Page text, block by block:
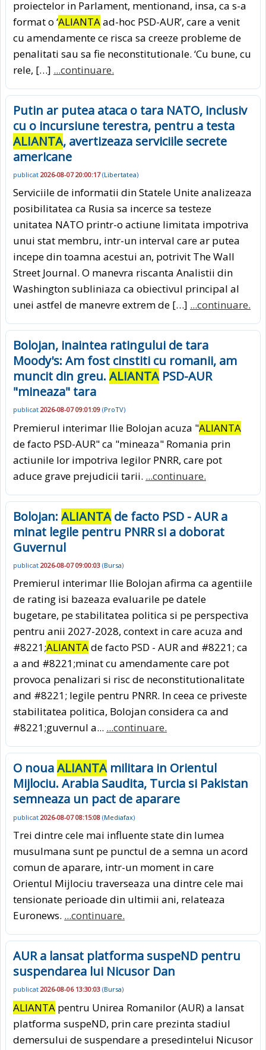
proiectelor in Parlament, mentionand, insa, ca s-a
format o ‘ALIANTAad-hoc PSD-AUR’, care a venit
cu amendamente ce risca sa creeze probleme de
penalitati sau sa fie neconstitutionale. ‘Cu bune, cu
rele, […] ...continuare.
Putin ar putea ataca o tara NATO, inclusiv
cu o incursiune terestra, pentru a testa
ALIANTA, avertizeaza serviciile secrete
americane
publicat 2026-08-07 20:00:17(Libertatea)
Serviciile de informatii din Statele Unite analizeaza
posibilitatea ca Rusia sa incerce sa testeze
unitatea NATO printr-o actiune limitata impotriva
unui stat membru, intr-un interval care ar putea
incepe din toamna acestui an, potrivit The Wall
Street Journal. O manevra riscanta Analistii din
Washington subliniaza ca obiectivul principal al
unei astfel de manevre extrem de […] ...continuare.
Bolojan, inaintea ratingului de tara
Moody's: Am fost cinstiti cu romanii, am
muncit din greu. ALIANTAPSD-AUR
"mineaza" tara
publicat 2026-08-07 09:01:09 (ProTV)
Premierul interimar Ilie Bolojan acuza "ALIANTA
de facto PSD-AUR" ca "mineaza" Romania prin
actiunile lor impotriva legilor PNRR, care pot
aduce grave prejudicii tarii. ...continuare.
Bolojan: ALIANTAde facto PSD - AUR a
minat legile pentru PNRR si a doborat
Guvernul
publicat 2026-08-07 09:00:03 (Bursa)
Premierul interimar Ilie Bolojan afirma ca agentiile
de rating isi bazeaza evaluarile pe datele
bugetare, pe stabilitatea politica si pe perspectiva
pentru anii 2027-2028, context in care acuza and
#8221;ALIANTAde facto PSD - AUR and #8221; ca
a and #8221;minat cu amendamente care pot
provoca penalizari si risc de neconstitutionalitate
and #8221; legile pentru PNRR. In ceea ce priveste
stabilitatea politica, Bolojan considera ca and
#8221;guvernul a... ...continuare.
O nouaALIANTAmilitara in Orientul
Mijlociu. Arabia Saudita, Turcia si Pakistan
semneaza un pact de aparare
publicat 2026-08-07 08:15:08 (Mediafax)
Trei dintre cele mai influente state din lumea
musulmana sunt pe punctul de a semna un acord
comun de aparare, intr-un moment in care
Orientul Mijlociu traverseaza una dintre cele mai
tensionate perioade din ultimii ani, relateaza
Euronews. ...continuare.
AUR a lansat platforma suspeND pentru
suspendarea lui Nicusor Dan
publicat 2026-08-06 13:30:03 (Bursa)
ALIANTA pentru Unirea Romanilor (AUR) a lansat
platforma suspeND, prin care prezinta stadiul
demersului de suspendare a presedintelui Nicusor